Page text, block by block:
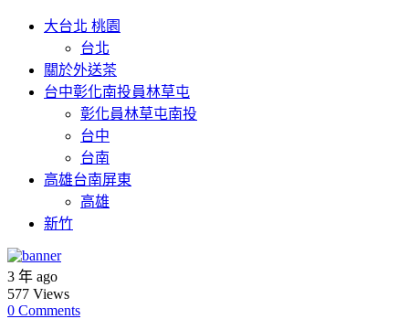
大台北 桃園
台北
關於外送茶
台中彰化南投員林草屯
彰化員林草屯南投
台中
台南
高雄台南屏東
高雄
新竹
3 年 ago
577 Views
0 Comments